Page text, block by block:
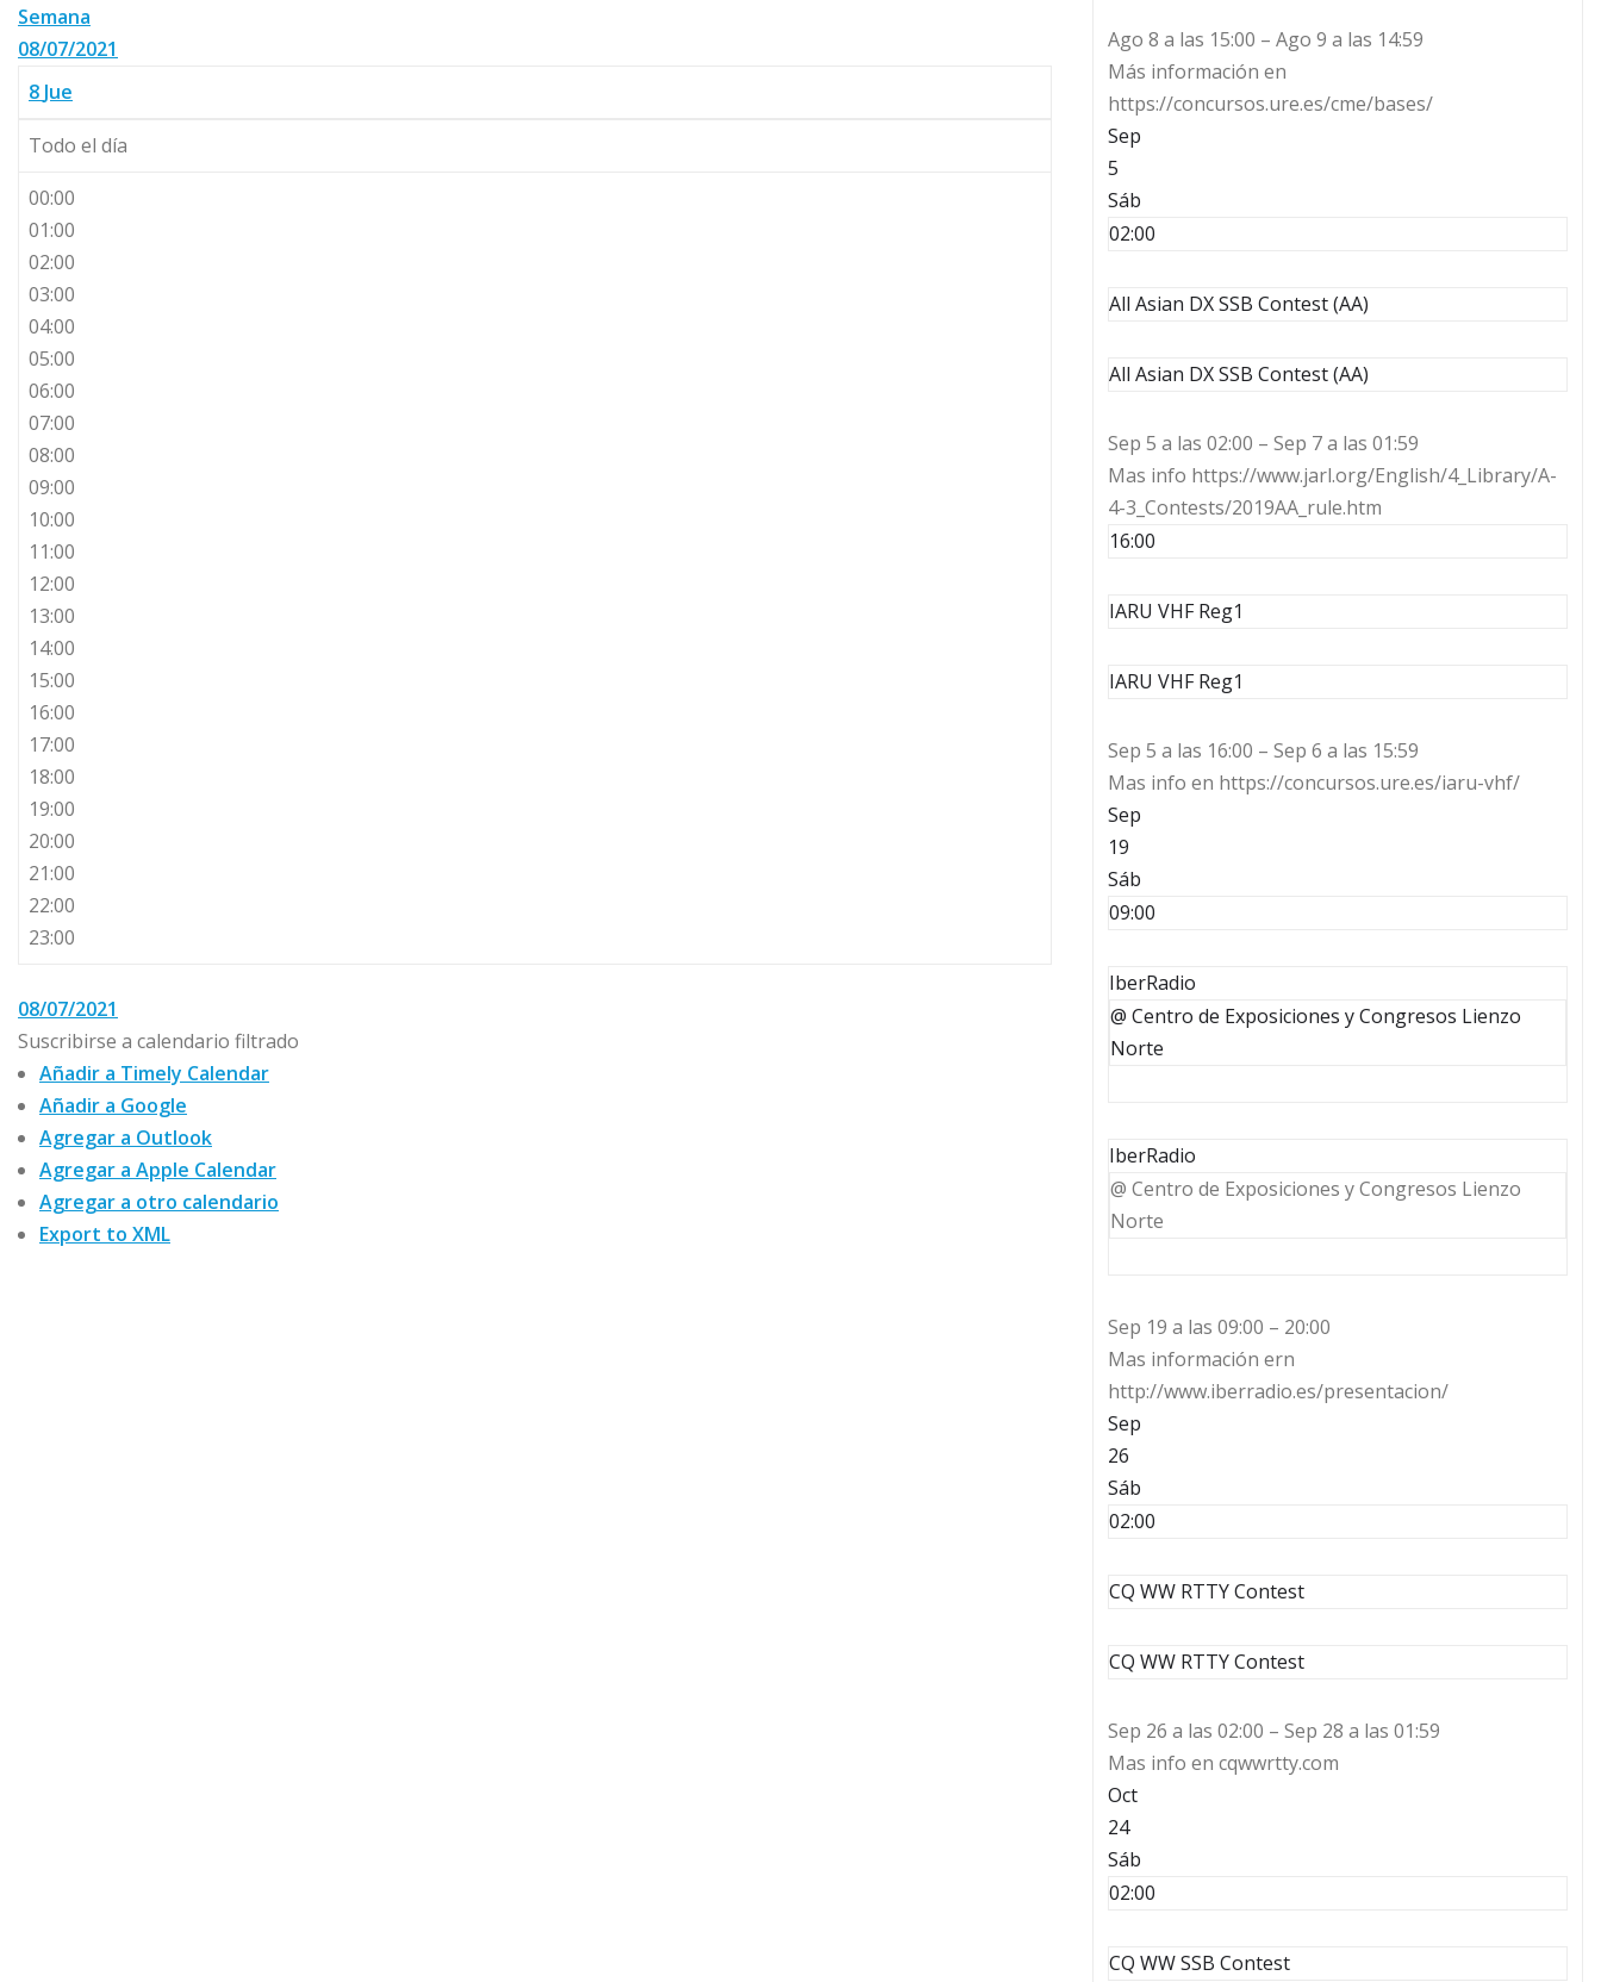
Semana
08/07/2021
8Jue
Todo el día
00:00
01:00
02:00
03:00
04:00
05:00
06:00
07:00
08:00
09:00
10:00
11:00
12:00
13:00
14:00
15:00
16:00
17:00
18:00
19:00
20:00
21:00
22:00
23:00
08/07/2021
Suscribirse a calendario filtrado
Añadir a Timely Calendar
Añadir a Google
Agregar a Outlook
Agregar a Apple Calendar
Agregar a otro calendario
Export to XML
Ago 8 a las 15:00 – Ago 9 a las 14:59
Más información en
https://concursos.ure.es/cme/bases/
Sep
5
Sáb
02:00
All Asian DX SSB Contest (AA)
All Asian DX SSB Contest (AA)
Sep 5 a las 02:00 – Sep 7 a las 01:59
Mas info https://www.jarl.org/English/4_Library/A-
4-3_Contests/2019AA_rule.htm
16:00
IARU VHF Reg1
IARU VHF Reg1
Sep 5 a las 16:00 – Sep 6 a las 15:59
Mas info en https://concursos.ure.es/iaru-vhf/
Sep
19
Sáb
09:00
IberRadio
@ Centro de Exposiciones y Congresos Lienzo
Norte
IberRadio
@ Centro de Exposiciones y Congresos Lienzo
Norte
Sep 19 a las 09:00 – 20:00
Mas información ern
http://www.iberradio.es/presentacion/
Sep
26
Sáb
02:00
CQ WW RTTY Contest
CQ WW RTTY Contest
Sep 26 a las 02:00 – Sep 28 a las 01:59
Mas info en cqwwrtty.com
Oct
24
Sáb
02:00
CQ WW SSB Contest